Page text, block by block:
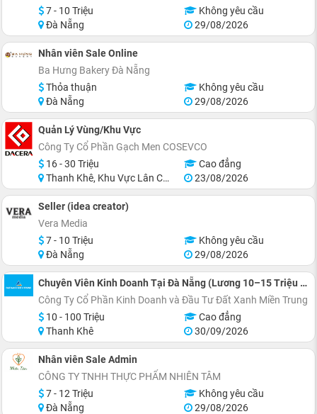
7 - 10 Triệu
Không yêu cầu
Đà Nẵng
29/08/2026
Nhân viên Sale Online
Ba Hưng Bakery Đà Nẵng
Thỏa thuận
Không yêu cầu
Đà Nẵng
29/08/2026
Quản Lý Vùng/Khu Vực
Công Ty Cổ Phần Gạch Men COSEVCO
16 - 30 Triệu
Cao đẳng
Thanh Khê, Khu Vực Lân Cận Đà Nẵng
23/08/2026
Seller (idea creator)
Vera Media
7 - 10 Triệu
Không yêu cầu
Đà Nẵng
29/08/2026
Chuyên Viên Kinh Doanh Tại Đà Nẵng (Lương 10–15 Triệu + Hoa Hồng)
Công Ty Cổ Phần Kinh Doanh và Đầu Tư Đất Xanh Miền Trung
10 - 100 Triệu
Cao đẳng
Thanh Khê
30/09/2026
Nhân viên Sale Admin
CÔNG TY TNHH THỰC PHẨM NHIÊN TÂM
7 - 12 Triệu
Không yêu cầu
Đà Nẵng
29/08/2026